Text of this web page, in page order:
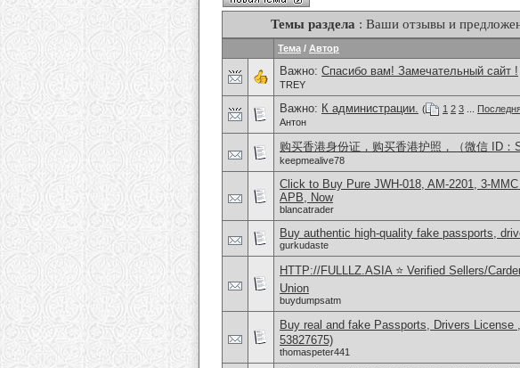
Темы раздела : Ваши отзывы и
Тема / Автор
Важно: Спасибо вам! Замечательный сайт !
TREY
Важно: К администрации. ( 1 2 3
Антон
购买香港身份证，购买香港护照，（微信 ID：
keepmealive78
Click to Buy Pure JWH-018, AM-2201, 3-
APB, Now
blancatrader
Buy authentic high-quality fake passports,
gurkudaste
HTTP://FULLLZ.ASIA ⭐️ Verified Sellers/
Union
buydumpsatm
Buy real and fake Passports, Drivers License
53827675)
thomaspeter441